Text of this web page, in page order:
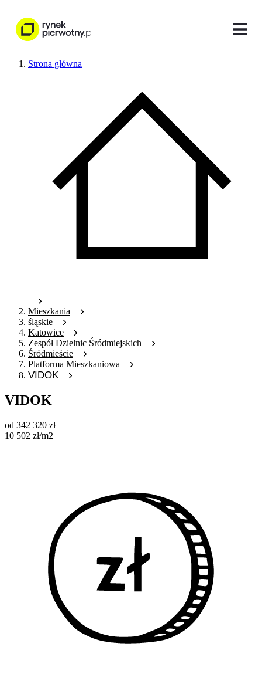
Strona główna
Mieszkania
śląskie
Katowice
Zespół Dzielnic Śródmiejskich
Śródmieście
Platforma Mieszkaniowa
VIDOK
VIDOK
od 342 320 zł
10 502 zł/m2